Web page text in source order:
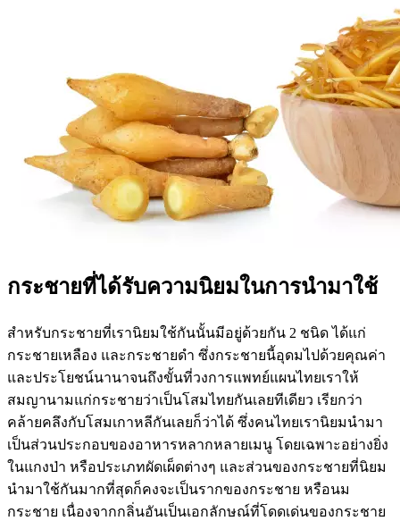
กระชายที่ได้รับความนิยมในการนำมาใช้
สำหรับกระชายที่เรานิยมใช้กันนั้นมีอยู่ด้วยกัน 2 ชนิด ได้แก่
กระชายเหลือง และกระชายดำ ซึ่งกระชายนี้อุดมไปด้วยคุณค่า
และประโยชน์นานาจนถึงขั้นที่วงการแพทย์แผนไทยเราให้
สมญานามแก่กระชายว่าเป็นโสมไทยกันเลยทีเดียว เรียกว่า
คล้ายคลึงกับโสมเกาหลีกันเลยก็ว่าได้ ซึ่งคนไทยเรานิยมนำมา
เป็นส่วนประกอบของอาหารหลากหลายเมนู โดยเฉพาะอย่างยิ่ง
ในแกงป่า หรือประเภทผัดเผ็ดต่างๆ และส่วนของกระชายที่นิยม
นำมาใช้กันมากที่สุดก็คงจะเป็นรากของกระชาย หรือนม
กระชาย เนื่องจากกลิ่นอันเป็นเอกลักษณ์ที่โดดเด่นของกระชาย